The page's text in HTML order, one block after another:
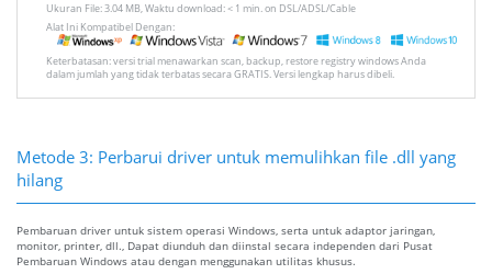
Ukuran File: 3.04 MB, Waktu download: < 1 min. on DSL/ADSL/Cable
Alat Ini Kompatibel Dengan:
Keterbatasan: versi trial menawarkan scan, backup, restore registry windows Anda
dalam jumlah yang tidak terbatas secara GRATIS. Versi lengkap harus dibeli.
Metode 3: Perbarui driver untuk memulihkan file .dll yang
hilang
Pembaruan driver untuk sistem operasi Windows, serta untuk adaptor jaringan,
monitor, printer, dll., Dapat diunduh dan diinstal secara independen dari Pusat
Pembaruan Windows atau dengan menggunakan utilitas khusus.